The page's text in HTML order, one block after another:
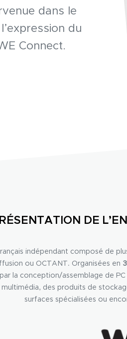
dans le
du
Connect.
DE
indépendant composé de
ou OCTANT. Organisées en
la conception/assemblage de
des produits de
surfaces spécialisées ou